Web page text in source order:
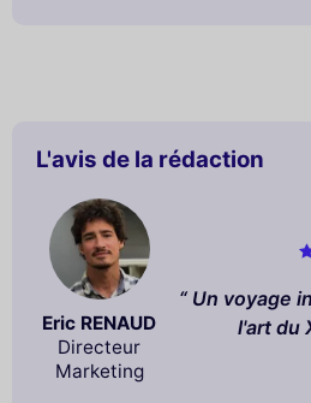
L'avis de la rédaction
Eric RENAUD
Directeur
Marketing
Un voyage
l'art du